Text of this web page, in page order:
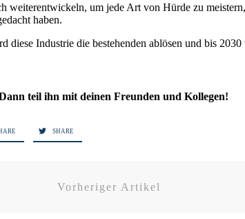
weiterentwickeln, um jede Art von Hürde zu
haben.
diese Industrie die bestehenden ablösen und bis
teil ihn mit deinen Freunden und Kollegen!
SHARE
Vorheriger Artikel